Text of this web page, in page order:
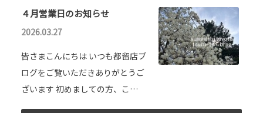
４月営業日のお知らせ
2026.03.27
皆さまこんにちは いつも都留店ブ
ログをご覧いただきありがとうご
ざいます 初めましての方、こ…